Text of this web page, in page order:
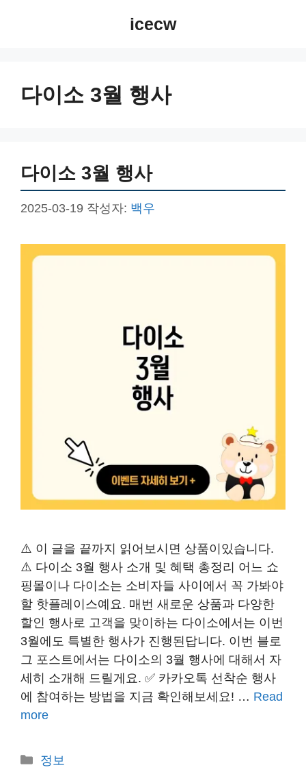
icecw
다이소 3월 행사
다이소 3월 행사
2025-03-19 작성자: 백우
⚠️ 이 글을 끝까지 읽어보시면 상품이있습니다.
⚠️ 다이소 3월 행사 소개 및 혜택 총정리 어느 쇼
핑몰이나 다이소는 소비자들 사이에서 꼭 가봐야
할 핫플레이스예요. 매번 새로운 상품과 다양한
할인 행사로 고객을 맞이하는 다이소에서는 이번
3월에도 특별한 행사가 진행된답니다. 이번 블로
그 포스트에서는 다이소의 3월 행사에 대해서 자
세히 소개해 드릴게요. ✅ 카카오톡 선착순 행사
에 참여하는 방법을 지금 확인해보세요! … Read
more
카
정보